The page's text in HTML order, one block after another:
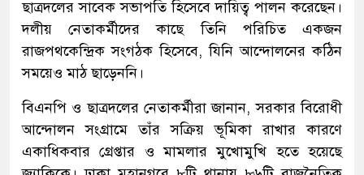
ছাত্রদলের সাবেক সভাপতি হিসেবে দায়িত্ব পালন করেছেন।
দলীয় নেতাকর্মীদের কাছে তিনি পরিচিত একজন
রাজপথকেন্দ্রিক সংগঠক হিসেবে, যিনি আন্দোলনের কঠিন
সময়েও মাঠ ছাড়েননি।
বিএনপি ও ছাত্রদলের নেতাকর্মীরা জানান, সরকার বিরোধী
আন্দোলন সংগ্রামে তাঁর সক্রিয় ভূমিকা রাখার কারণে
একাধিকবার গ্রেপ্তার ও মামলার মুখোমুখি হতে হয়েছে